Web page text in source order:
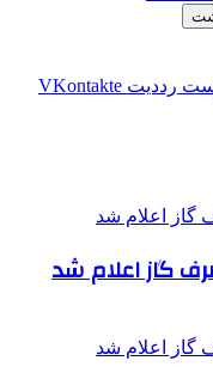
‫رددیت ‫VKontakte
گاز اعلام شد